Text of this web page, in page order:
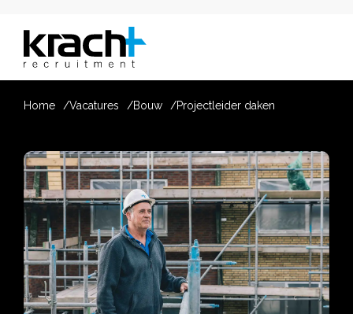
Home Vacatures Bouw Projectleider daken